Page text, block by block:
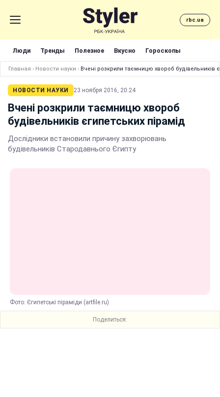
rbc.ua
Люди Тренды Полезное Вкусно Гороскопы
Главная › Новости науки › Вчені розкрили таємницю хвороб будівельників
НОВОСТИ НАУКИ 23 ноября 2016, 20:24
Вчені розкрили таємницю хвороб
будівельників єгипетських пірамід
Дослідники встановили причину захворювань
будівельників Стародавнього Єгипту
Фото: Єгипетські піраміди (artfile.ru)
Поделиться: